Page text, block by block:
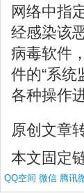
网络中指
经感染该
病毒软件
件的“系
各种操作
原创文章
本文固定
QQ空间 微信 腾讯